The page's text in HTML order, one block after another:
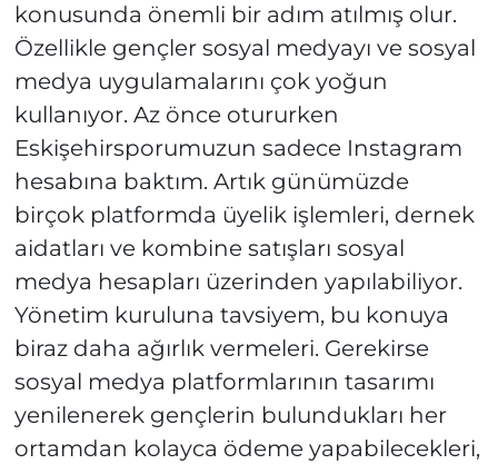
konusunda önemli bir adım atılmış olur.
Özellikle gençler sosyal medyayı ve sosyal
medya uygulamalarını çok yoğun
kullanıyor. Az önce otururken
Eskişehirsporumuzun sadece Instagram
hesabına baktım. Artık günümüzde
birçok platformda üyelik işlemleri, dernek
aidatları ve kombine satışları sosyal
medya hesapları üzerinden yapılabiliyor.
Yönetim kuruluna tavsiyem, bu konuya
biraz daha ağırlık vermeleri. Gerekirse
sosyal medya platformlarının tasarımı
yenilenerek gençlerin bulundukları her
ortamdan kolayca ödeme yapabilecekleri,